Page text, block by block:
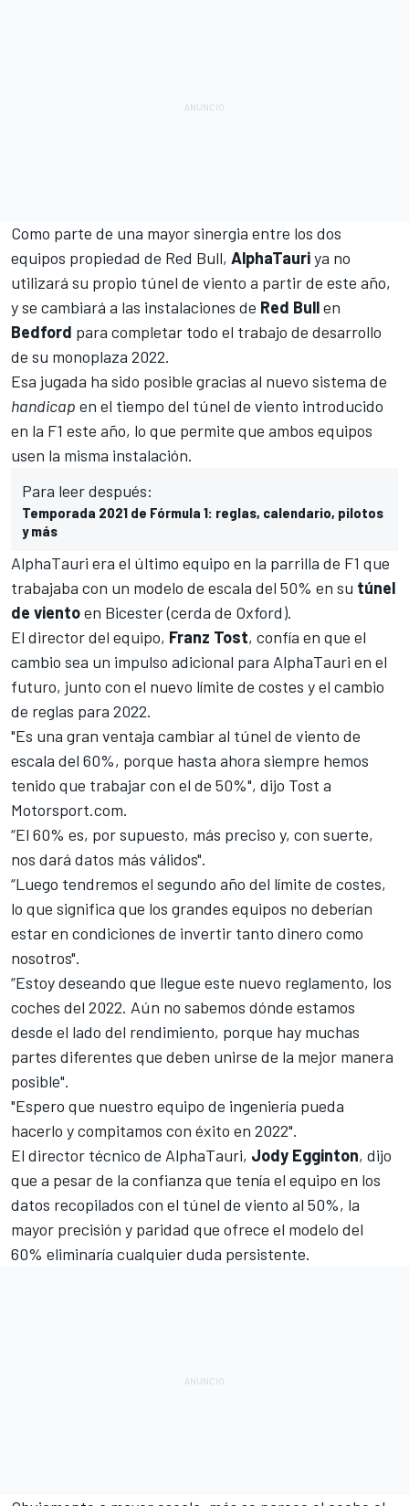
Como parte de una mayor sinergia entre los dos
equipos propiedad de Red Bull, AlphaTauriya no
utilizará su propio túnel de viento a partir de este año,
y se cambiará a las instalaciones de Red Bullen
Bedford para completar todo el trabajo de desarrollo
de su monoplaza 2022.
Esa jugada ha sido posible gracias al nuevo sistema de
handicap en el tiempo del túnel de viento introducido
en la F1 este año, lo que permite que ambos equipos
usen la misma instalación.
Para leer después:
Temporada 2021 de Fórmula 1: reglas, calendario, pilotos
y más
AlphaTauri era el último equipo en la parrilla de F1 que
trabajaba con un modelo de escala del 50% en su túnel
de vientoen Bicester (cerda de Oxford).
El director del equipo, Franz Tost, confía en que el
cambio sea un impulso adicional para AlphaTauri en el
futuro, junto con el nuevo límite de costes yel cambio
de reglas para 2022.
"Es una gran ventaja cambiar al túnel de viento de
escala del 60%, porque hasta ahora siempre hemos
tenido que trabajar con el de 50%", dijo Tost a
Motorsport.com.
“El 60% es, por supuesto, más preciso y, con suerte,
nos dará datos más válidos".
“Luego tendremos el segundo año del límite de costes,
lo que significa que los grandes equipos no deberían
estar en condiciones de invertir tanto dinero como
nosotros".
“Estoy deseando que llegue este nuevo reglamento, los
coches del 2022. Aún no sabemos dónde estamos
desde el lado del rendimiento, porque hay muchas
partes diferentes que deben unirse de la mejor manera
posible".
"Espero que nuestro equipo de ingeniería pueda
hacerlo y compitamos con éxito en 2022".
El director técnico de AlphaTauri, Jody Egginton, dijo
que a pesar de la confianza que tenía el equipo en los
datos recopilados con el túnel de viento al 50%, la
mayor precisión y paridad que ofrece el modelo del
60% eliminaría cualquier duda persistente.